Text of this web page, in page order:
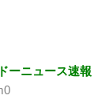
ーニュース速報